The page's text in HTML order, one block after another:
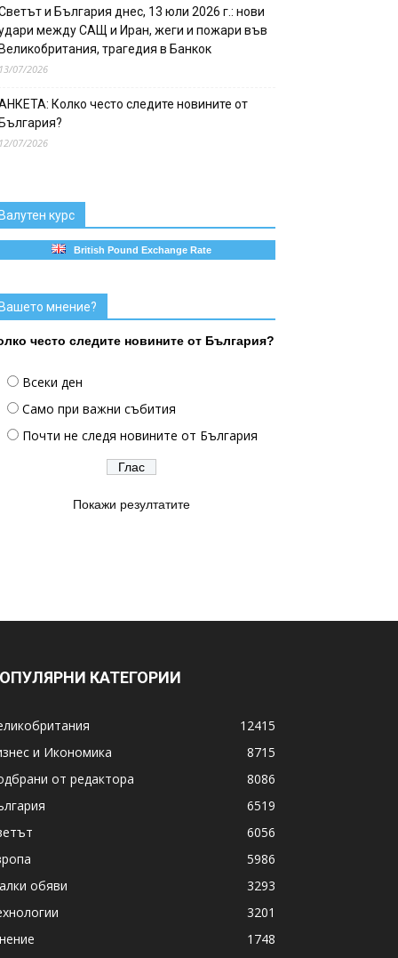
и България днес, 13 юли 2026 г.: нови
между САЩ и Иран, жеги и пожари във
трагедия в Банкок
07/2026
Колко често следите новините от
07/2026
курс
British Pound Exchange Rate
мнение?
често следите новините от България?
Всеки ден
Само при важни събития
Почти не следя новините от България
Покажи резултатите
КАТЕГОРИИ
12415
и Икономика
8715
от редактора
8086
6519
6056
5986
обяви
3293
3201
1748